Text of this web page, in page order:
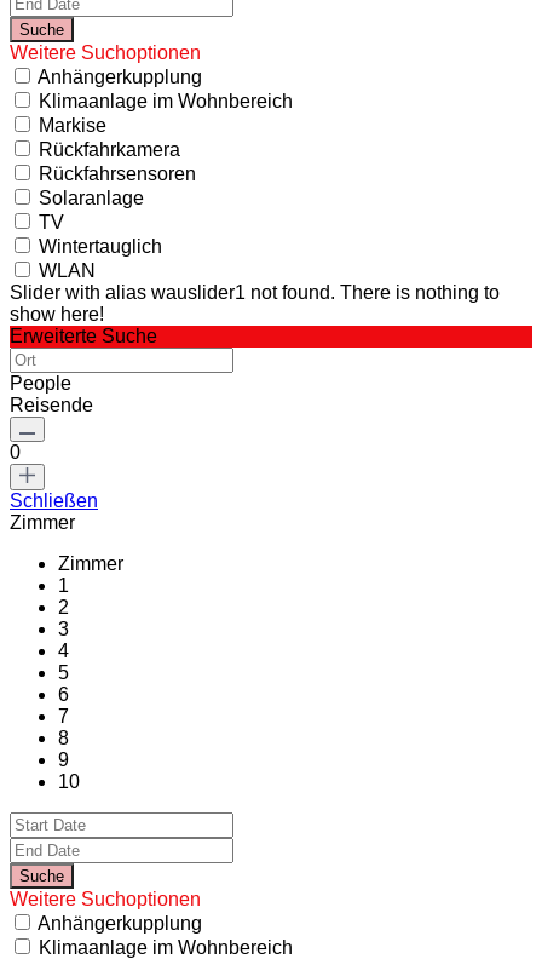
Weitere Suchoptionen
Anhängerkupplung
Klimaanlage im Wohnbereich
Markise
Rückfahrkamera
Rückfahrsensoren
Solaranlage
TV
Wintertauglich
WLAN
Slider with alias wauslider1 not found. There is nothing to
show here!
Erweiterte Suche
People
Reisende
0
Schließen
Zimmer
Zimmer
1
2
3
4
5
6
7
8
9
10
Weitere Suchoptionen
Anhängerkupplung
Klimaanlage im Wohnbereich